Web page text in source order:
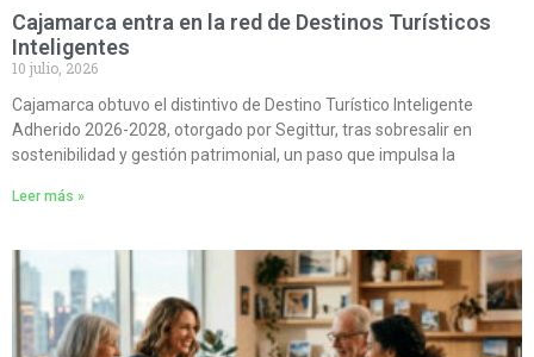
Cajamarca entra en la red de Destinos Turísticos
Inteligentes
10 julio, 2026
Cajamarca obtuvo el distintivo de Destino Turístico Inteligente
Adherido 2026-2028, otorgado por Segittur, tras sobresalir en
sostenibilidad y gestión patrimonial, un paso que impulsa la
Leer más »